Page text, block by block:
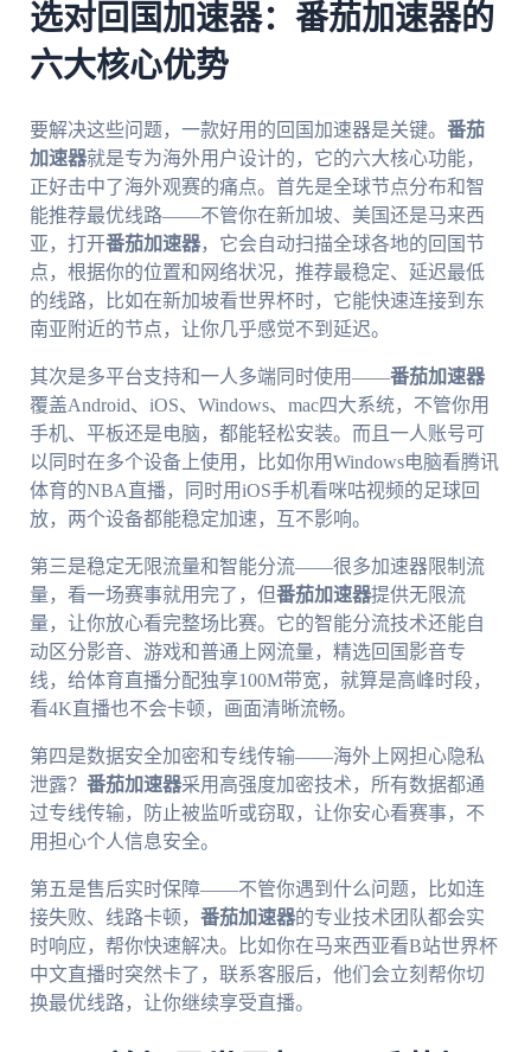
选对回国加速器：番茄加速器的
六大核心优势
要解决这些问题，一款好用的回国加速器是关键。 番茄
加速器就是专为海外用户设计的，它的六大核心功能，
正好击中了海外观赛的痛点。首先是全球节点分布和智
能推荐最优线路——不管你在新加坡、美国还是马来西
亚，打开番茄加速器，它会自动扫描全球各地的回国节
点，根据你的位置和网络状况，推荐最稳定、延迟最低
的线路，比如在新加坡看世界杯时，它能快速连接到东
南亚附近的节点，让你几乎感觉不到延迟。
其次是多平台支持和一人多端同时使用——番茄加速器
覆盖Android、iOS、Windows、mac四大系统，不管你用
手机、平板还是电脑，都能轻松安装。而且一人账号可
以同时在多个设备上使用，比如你用Windows电脑看腾讯
体育的NBA直播，同时用iOS手机看咪咕视频的足球回
放，两个设备都能稳定加速，互不影响。
第三是稳定无限流量和智能分流——很多加速器限制流
量，看一场赛事就用完了，但番茄加速器提供无限流
量，让你放心看完整场比赛。它的智能分流技术还能自
动区分影音、游戏和普通上网流量，精选回国影音专
线，给体育直播分配独享100M带宽，就算是高峰时段，
看4K直播也不会卡顿，画面清晰流畅。
第四是数据安全加密和专线传输——海外上网担心隐私
泄露？ 番茄加速器采用高强度加密技术，所有数据都通
过专线传输，防止被监听或窃取，让你安心看赛事，不
用担心个人信息安全。
第五是售后实时保障——不管你遇到什么问题，比如连
接失败、线路卡顿， 番茄加速器的专业技术团队都会实
时响应，帮你快速解决。比如你在马来西亚看B站世界杯
中文直播时突然卡了，联系客服后，他们会立刻帮你切
换最优线路，让你继续享受直播。